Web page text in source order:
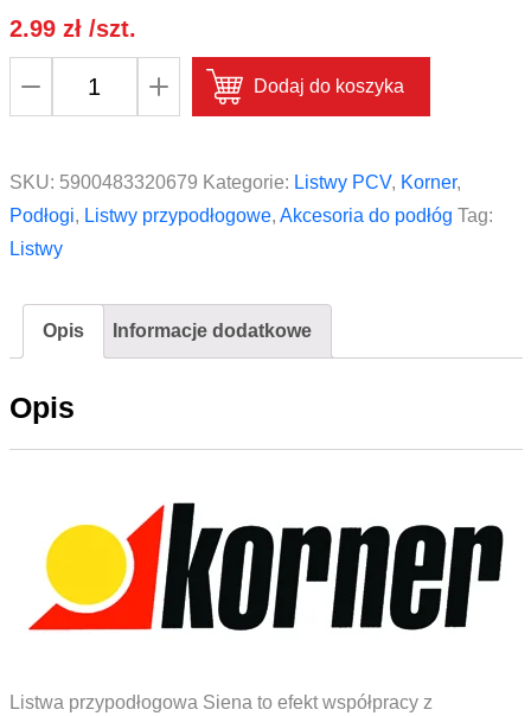
2.99 zł/szt.
do
listwy
KORNER
SIE
Secesja
Dodaj do koszyka
SKU: 5900483320679 Kategorie: Listwy PCV, Korner,
Podłogi, Listwy przypodłogowe, Akcesoria do podłóg Tag:
Listwy
Opis Informacje dodatkowe
Opis
Listwa przypodłogowa Siena to efekt współpracy z